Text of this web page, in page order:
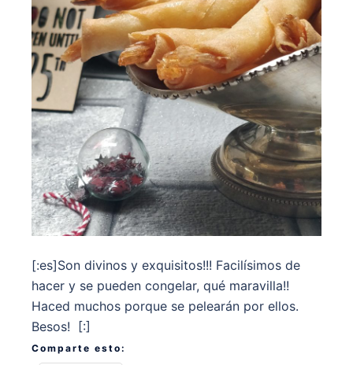
[:es]Son divinos y exquisitos!!! Facilísimos de
hacer y se pueden congelar, qué maravilla!!
Haced muchos porque se pelearán por ellos.
Besos! [:]
Comparte esto: